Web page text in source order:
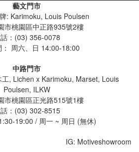
藝文門市
: Karimoku, Louis Poulsen
市桃園區中正路935號2樓
：(03) 356-0078
周六、日 14:00-18:00
中路門市
, Lichen x Karimoku, Marset, Louis
Poulsen, ILKW
市桃園區正光路515號1樓
：(03) 302-8515
19:00 / 周一 ~ 周日 (無休)
IG: Motiveshowroom